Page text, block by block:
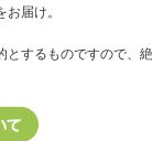
届け。
するものですので、絶